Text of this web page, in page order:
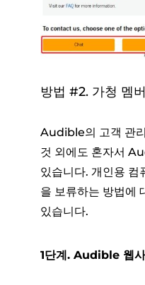
방법 #2. 가청 멤
Audible의 고객 관
것 외에도 혼자서
있습니다. 개인용
을 보류하는 방법에
있습니다.
1단계. Audible 웹